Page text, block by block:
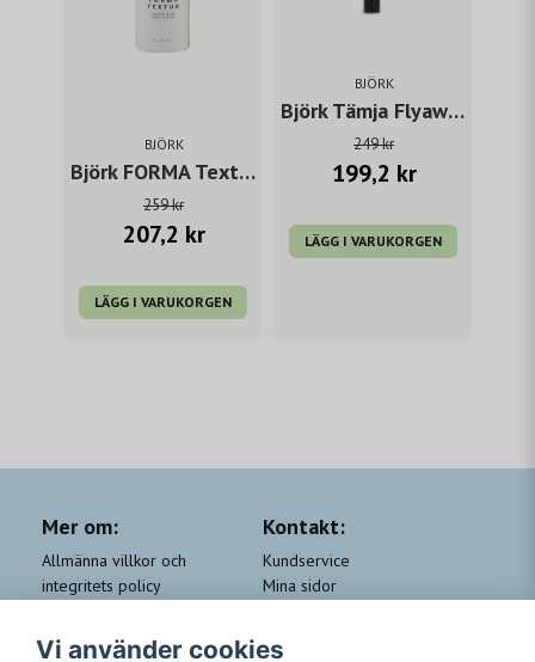
BJÖRK
Björk FORMA Textur 200 ml
259 kr
207,2 kr
LÄGG I VARUKORGEN
BJÖRK
Björk Tämja Flyaway tamer 20 ml
249 kr
199,2 kr
LÄGG I VARUKORGEN
Mer om:
Allmänna villkor och
integritets policy
QA
Kontakt:
Kundservice
Mina sidor
Vi använder cookies